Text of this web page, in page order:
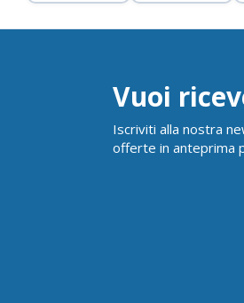
Vuoi
Iscriviti alla nostra
offerte in anteprima